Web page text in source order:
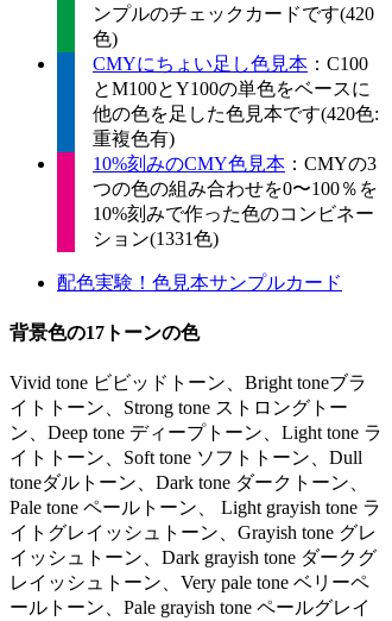
ンプルのチェックカードです(420
色)
CMYにちょい足し色見本 ：C100
とM100とY100の単色をベースに
他の色を足した色見本です(420色:
重複色有)
10%刻みのCMY色見本 ：CMYの3
つの色の組み合わせを0〜100％を
10%刻みで作った色のコンビネー
ション(1331色)
配色実験！色見本サンプルカード
背景色の17トーンの色
Vivid tone ビビッドトーン、Bright toneブラ
イトトーン、Strong tone ストロングトー
ン、Deep tone ディープトーン、Light tone ラ
イトトーン、Soft tone ソフトトーン、Dull
toneダルトーン、Dark tone ダークトーン、
Pale tone ペールトーン、 Light grayish tone ラ
イトグレイッシュトーン、Grayish tone グレ
イッシュトーン、Dark grayish tone ダークグ
レイッシュトーン、Very pale tone ベリーペ
ールトーン、Pale grayish tone ペールグレイ